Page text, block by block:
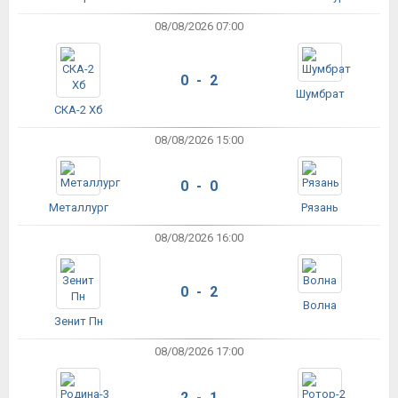
08/08/2026 07:00
СКА-2 Хб
0 - 2
Шумбрат
08/08/2026 15:00
Металлург
0 - 0
Рязань
08/08/2026 16:00
Зенит Пн
0 - 2
Волна
08/08/2026 17:00